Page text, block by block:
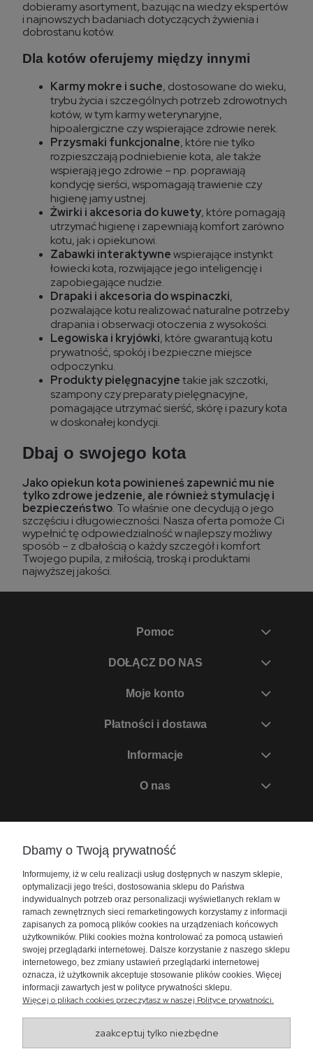
dobieramy asortyment, bazując na wiedzy ekspertów
i najnowszych badaniach dotyczących żywienia i
dobrostanu kotów.
Dla kotów oferujemy między innymi
Karmy mokre i suche, dostosowane do wieku,
trybu życia i szczególnych potrzeb zdrowotnych
kotów, w tym karmy weterynaryjne,
hipoalergiczne czy wspierające zdrowie nerek.
Przysmaki funkcjonalne, które nie tylko
rozpieszczają podniebienie kota, ale także
wspierają jego zdrowie – np. poprawiają
kondycję sierści, wspomagają trawienie czy
higienę jamy ustnej.
Żwirki i akcesoria do kuwety, które pomagają
utrzymać higienę i zapewniają komfort zarówno
kotu, jak i opiekunowi.
Zabawki interaktywnewspierające instynkt
łowiecki kota, rozwijające jego inteligencję i
zapobiegające nudzie.
Drapaki i akcesoria do wspinaczki,
pozwalające kotu realizować naturalne potrzeby
drapania i obserwacji otoczenia z wysokości.
Legowiska i kryjówki, które gwarantują kotu
prywatność, spokój i bezpieczne miejsce
odpoczynku.
Produkty pielęgnacyjnetakie jak szczotki,
szampony czy preparaty pielęgnacyjne,
pomagające utrzymać sierść, skórę i pazury kota
w doskonałej kondycji.
Dbaj o swojego kota
Jako opiekun kota powinieneś zapewnić mu nie
tylko zdrowe jedzenie, ale również stymulację i
bezpieczeństwo. To właśnie one decydują o jego
szczęściu i długowieczności. Nasza oferta pomoże Ci
wypełnić tę odpowiedzialność w najlepszy możliwy
sposób – z dbałością o każdy szczegół i komfort
Twojego pupila, z miłością, troską i produktami
najwyższej jakości.
Pomoc
DOŁĄCZ DO NAS
Moje konto
Płatności i dostawa
Informacje
O nas
+48 730 447 156
bok@akwarium24.pl
Dbamy o Twoją prywatność
Informujemy, iż w celu realizacji usług dostępnych w naszym sklepie,
optymalizacji jego treści, dostosowania sklepu do Państwa
indywidualnych potrzeb oraz personalizacji wyświetlanych reklam w
ramach zewnętrznych sieci remarketingowych korzystamy z informacji
zapisanych za pomocą plików cookies na urządzeniach końcowych
użytkowników. Pliki cookies można kontrolować za pomocą ustawień
swojej przeglądarki internetowej. Dalsze korzystanie z naszego sklepu
internetowego, bez zmiany ustawień przeglądarki internetowej
oznacza, iż użytkownik akceptuje stosowanie plików cookies. Więcej
informacji zawartych jest w polityce prywatności sklepu.
Więcej o plikach cookies przeczytasz w naszej Polityce prywatności.
zaakceptuj tylko niezbędne